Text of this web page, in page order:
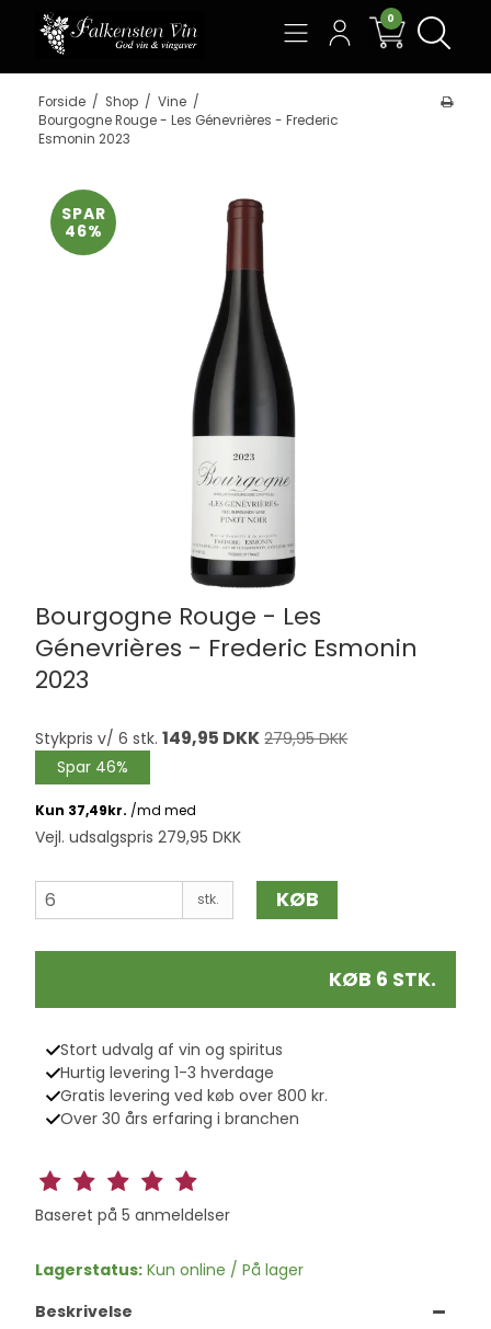
0
Forside / Shop / Vine /
Bourgogne Rouge - Les Génevrières - Frederic
Esmonin 2023
SPAR
46%
Bourgogne Rouge - Les
Génevrières - Frederic Esmonin
2023
Stykpris v/ 6 stk. 149,95 DKK 279,95 DKK
Spar 46%
Vejl. udsalgspris 279,95 DKK
stk. KØB
KØB 6 STK.
Stort udvalg af vin og spiritus
Hurtig levering 1-3 hverdage
Gratis levering ved køb over 800 kr.
Over 30 års erfaring i branchen
Baseret på 5 anmeldelser
Lagerstatus: Kun online / På lager
Beskrivelse